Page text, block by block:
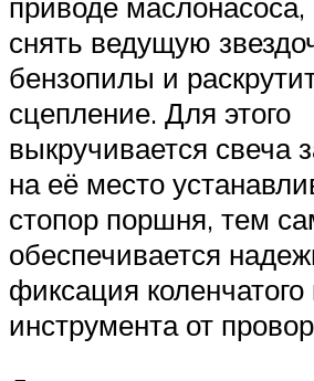
снять ведущую
бензопилы и
сцепление. Для этого
выкручивается свеча
на её место
стопор поршня, тем
обеспечивается
фиксация
инструмента от